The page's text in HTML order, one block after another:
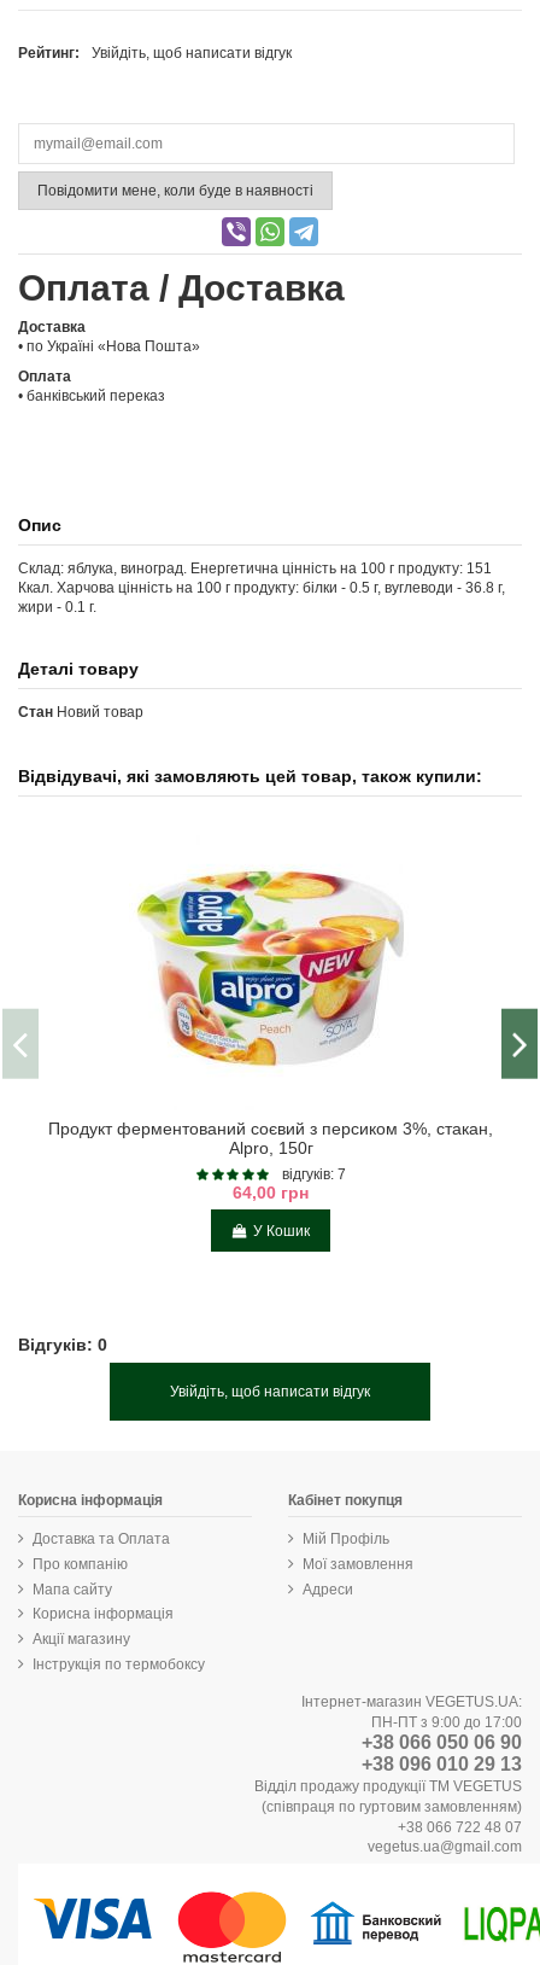
Рейтинг: Увійдіть, щоб написати відгук
Повідомити мене, коли буде в наявності
Оплата / Доставка
Доставка
• по Україні «Нова Пошта»
Оплата
• банківський переказ
Опис
Склад: яблука, виноград. Енергетична цінність на 100 г продукту: 151
Ккал. Харчова цінність на 100 г продукту: білки - 0.5 г, вуглеводи - 36.8 г,
жири - 0.1 г.
Деталі товару
Стан Новий товар
Відвідувачі, які замовляють цей товар, також купили:
Продукт ферментований соєвий з персиком 3%, стакан,
Alpro, 150г
відгуків: 7
64,00 грн
У Кошик
Відгуків: 0
Увійдіть, щоб написати відгук
Корисна інформація
Доставка та Оплата
Про компанію
Мапа сайту
Корисна інформація
Акції магазину
Інструкція по термобоксу
Кабінет покупця
Мій Профіль
Мої замовлення
Адреси
Інтернет-магазин VEGETUS.UA:
ПН-ПТ з 9:00 до 17:00
+38 066 050 06 90
+38 096 010 29 13
Відділ продажу продукції ТМ VEGETUS
(співпраця по гуртовим замовленням)
+38 066 722 48 07
vegetus.ua@gmail.com